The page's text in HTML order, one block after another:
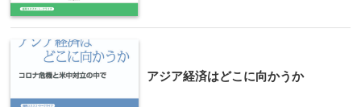
アジア経済はどこに向かうか